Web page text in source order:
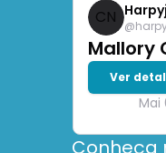
CN @
Mallory
Ver
Mai
Conheça